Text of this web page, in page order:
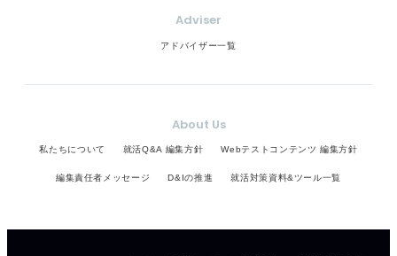
Adviser
アドバイザー一覧
About Us
私たちについて 就活Q&A 編集方針 Webテストコンテンツ 編集方針
編集責任者メッセージ D&Iの推進 就活対策資料&ツール一覧